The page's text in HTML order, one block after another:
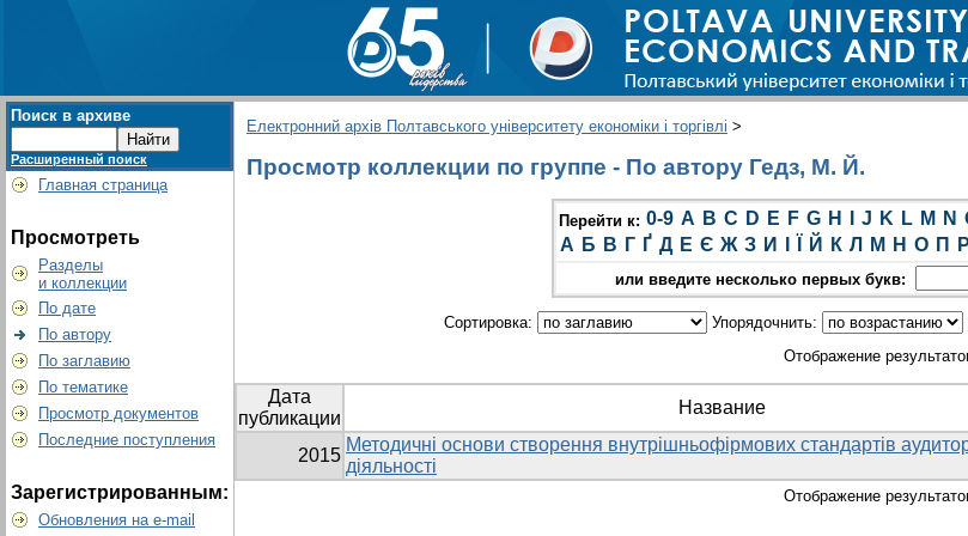
Поиск в архиве
Расширенный поиск
Главная страница
Просмотреть
Разделы
и коллекции
По дате
По автору
По заглавию
По тематике
Просмотр документов
Последние поступления
Зарегистрированным:
Обновления на e-mail
Електронний архів Полтавського університету економіки і торгівлі >
Просмотр коллекции по группе - По автору Гедз, М. Й.
Перейти к: 0-9 A B C D E F G H J K L M N
А Б В Г Ґ Д Е Є Ж З И Й К Л М Н О П Р
или введите несколько первых букв:
Сортировка: Упорядочнить:
Отображение
Дата
публикации
Название
2015
Методичні основи створення внутрішньофірмових стандартів
діяльності
Отображение